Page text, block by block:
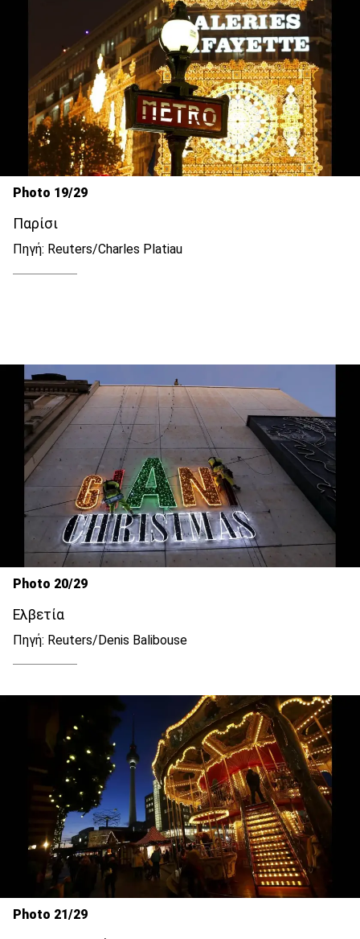
Photo 19/29
Παρίσι
Πηγή: Reuters/Charles Platiau
Photo 20/29
Ελβετία
Πηγή: Reuters/Denis Balibouse
Photo 21/29